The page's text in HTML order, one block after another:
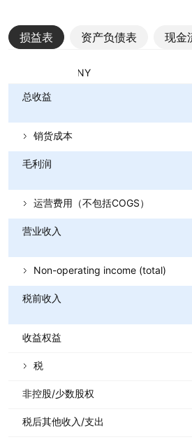
损益表 资产负债表 现金
货币：CNY
总收益
销货成本
毛利润
运营费用（不包括COGS）
营业收入
Non-operating income (total)
税前收入
收益权益
税
非控股/少数股权
税后其他收入/支出